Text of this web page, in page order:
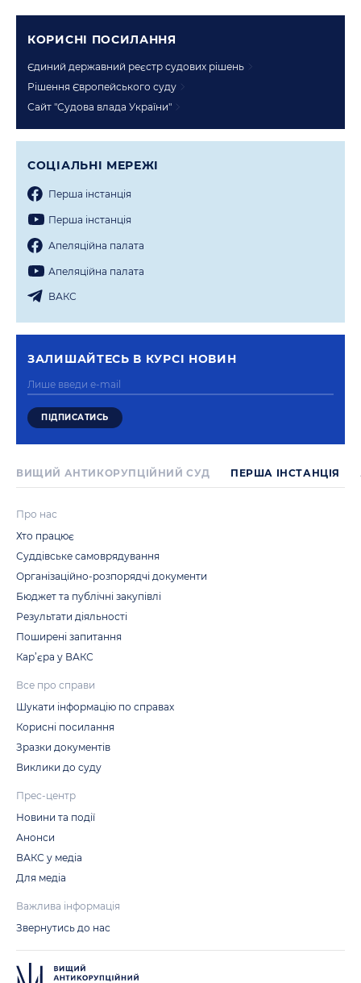
КОРИСНI ПОСИЛАННЯ
Єдиний державний реєстр судових рішень
Рішення Європейського суду
Сайт "Судова влада України"
СОЦIАЛЬНI МЕРЕЖI
Перша iнстанцiя
Перша iнстанцiя
Апеляцiйна палата
Апеляцiйна палата
ВАКС
ЗАЛИШАЙТЕСЬ В КУРСI НОВИН
ВИЩИЙ АНТИКОРУПЦІЙНИЙ СУД ПЕРША IНСТАНЦIЯ
Про нас
Хто працює
Суддівське самоврядування
Організаційно-розпорядчі документи
Бюджет та публічні закупівлі
Результати діяльності
Поширені запитання
Кар’єра у ВАКС
Все про справи
Шукати інформацію по справах
Корисні посилання
Зразки документів
Виклики до суду
Прес-центр
Новини та події
Анонси
ВАКС у медіа
Для медіа
Важлива інформація
Звернутись до нас